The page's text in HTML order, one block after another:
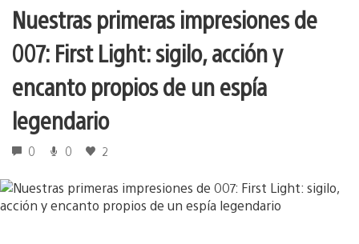
Nuestras primeras impresiones de
007: First Light: sigilo, acción y
encanto propios de un espía
legendario
0 0 2